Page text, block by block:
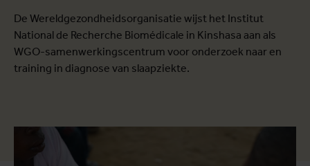
De Wereldgezondheidsorganisatie wijst het Institut
National de Recherche Biomédicale in Kinshasa aan als
WGO-samenwerkingscentrum voor onderzoek naar en
training in diagnose van slaapziekte.